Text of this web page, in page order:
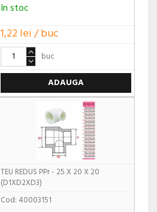
In stoc
1,22 lei / buc
buc
ADAUGA
TEU REDUS PPr - 25 X 20 X 20
(D1XD2XD3)
Cod: 40003151